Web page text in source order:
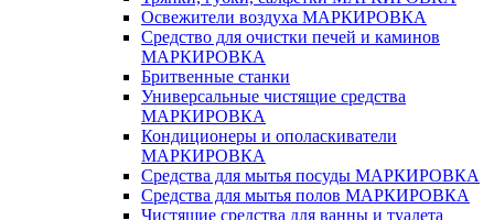
Освежители воздуха МАРКИРОВКА
Средство для очистки печей и каминов
МАРКИРОВКА
Бритвенные станки
Универсальные чистящие средства
МАРКИРОВКА
Кондиционеры и ополаскиватели
МАРКИРОВКА
Средства для мытья посуды МАРКИРОВКА
Средства для мытья полов МАРКИРОВКА
Чистящие средства для ванны и туалета